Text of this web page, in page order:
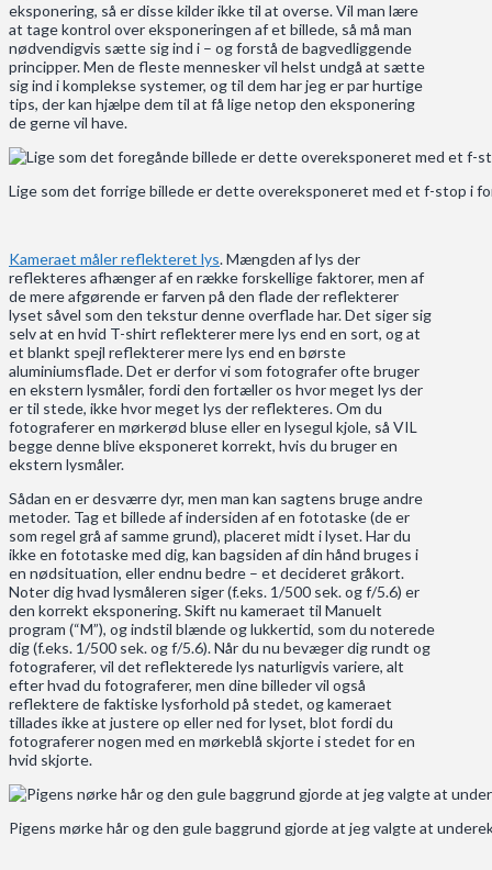
eksponering, så er disse kilder ikke til at overse. Vil man lære
at tage kontrol over eksponeringen af et billede, så må man
nødvendigvis sætte sig ind i – og forstå de bagvedliggende
principper. Men de fleste mennesker vil helst undgå at sætte
sig ind i komplekse systemer, og til dem har jeg er par hurtige
tips, der kan hjælpe dem til at få lige netop den eksponering
de gerne vil have.
Lige som det forrige billede er dette overeksponeret med et f-stop i
Kameraet måler reflekteret lys. Mængden af lys der
reflekteres afhænger af en række forskellige faktorer, men af
de mere afgørende er farven på den flade der reflekterer
lyset såvel som den tekstur denne overflade har. Det siger sig
selv at en hvid T-shirt reflekterer mere lys end en sort, og at
et blankt spejl reflekterer mere lys end en børste
aluminiumsflade. Det er derfor vi som fotografer ofte bruger
en ekstern lysmåler, fordi den fortæller os hvor meget lys der
er til stede, ikke hvor meget lys der reflekteres. Om du
fotograferer en mørkerød bluse eller en lysegul kjole, så VIL
begge denne blive eksponeret korrekt, hvis du bruger en
ekstern lysmåler.
Sådan en er desværre dyr, men man kan sagtens bruge andre
metoder. Tag et billede af indersiden af en fototaske (de er
som regel grå af samme grund), placeret midt i lyset. Har du
ikke en fototaske med dig, kan bagsiden af din hånd bruges i
en nødsituation, eller endnu bedre – et decideret gråkort.
Noter dig hvad lysmåleren siger (f.eks. 1/500 sek. og f/5.6) er
den korrekt eksponering. Skift nu kameraet til Manuelt
program (“M”), og indstil blænde og lukkertid, som du noterede
dig (f.eks. 1/500 sek. og f/5.6). Når du nu bevæger dig rundt og
fotograferer, vil det reflekterede lys naturligvis variere, alt
efter hvad du fotograferer, men dine billeder vil også
reflektere de faktiske lysforhold på stedet, og kameraet
tillades ikke at justere op eller ned for lyset, blot fordi du
fotograferer nogen med en mørkeblå skjorte i stedet for en
hvid skjorte.
Pigens mørke hår og den gule baggrund gjorde at jeg valgte at